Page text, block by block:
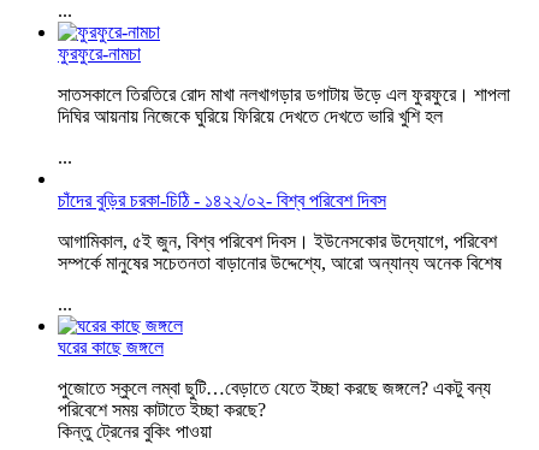
...
ফুরফুরে-নামচা
সাতসকালে তিরতিরে রোদ মাখা নলখাগড়ার ডগাটায় উড়ে এল ফুরফুরে। শাপলা
দিঘির আয়নায় নিজেকে ঘুরিয়ে ফিরিয়ে দেখতে দেখতে ভারি খুশি হল
...
চাঁদের বুড়ির চরকা-চিঠি - ১৪২২/০২- বিশ্ব পরিবেশ দিবস
আগামিকাল, ৫ই জুন, বিশ্ব পরিবেশ দিবস। ইউনেসকোর উদ্যোগে, পরিবেশ
সম্পর্কে মানুষের সচেতনতা বাড়ানোর উদ্দেশ্যে, আরো অন্যান্য অনেক বিশেষ
...
ঘরের কাছে জঙ্গলে
পুজোতে স্কুলে লম্বা ছুটি…বেড়াতে যেতে ইচ্ছা করছে জঙ্গলে? একটু বন্য
পরিবেশে সময় কাটাতে ইচ্ছা করছে?
কিন্তু ট্রেনের বুকিং পাওয়া